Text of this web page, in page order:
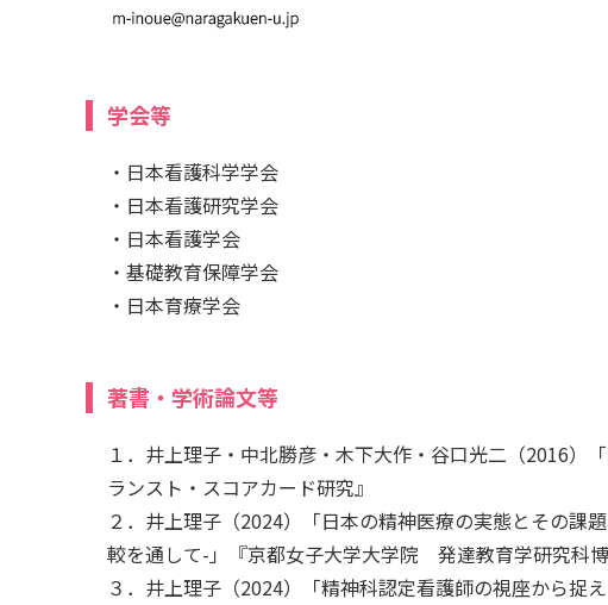
学会等
・日本看護科学学会
・日本看護研究学会
・日本看護学会
・基礎教育保障学会
・日本育療学会
著書・学術論文等
１．井上理子・中北勝彦・木下大作・谷口光二（2016）
ランスト・スコアカード研究』
２．井上理子（2024）「日本の精神医療の実態とその
較を通して-」『京都女子大学大学院 発達教育学研究科博
３．井上理子（2024）「精神科認定看護師の視座から捉